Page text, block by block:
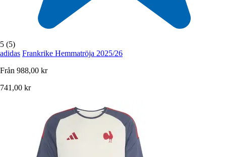
5 (5)
adidas Frankrike Hemmatröja 2025/26
Från 988,00 kr
741,00 kr